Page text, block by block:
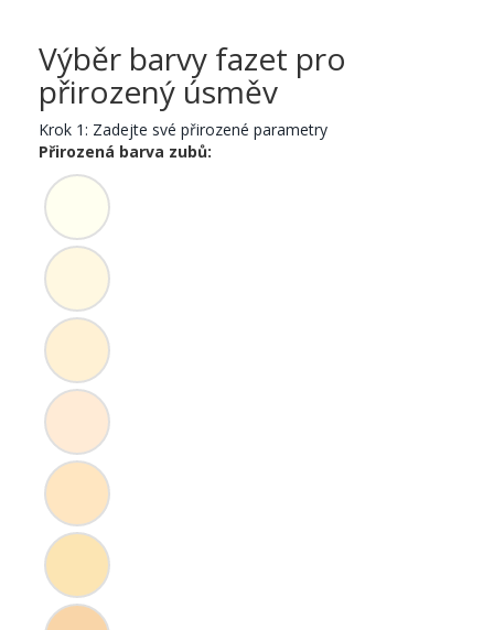
Výběr barvy fazet pro
přirozený úsměv
Krok 1: Zadejte své přirozené parametry
Přirozená barva zubů: